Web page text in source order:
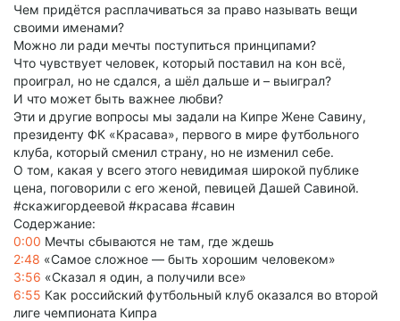
Чем придётся расплачиваться за право называть вещи
своими именами?
Можно ли ради мечты поступиться принципами?
Что чувствует человек, который поставил на кон всё,
проиграл, но не сдался, а шёл дальше и – выиграл?
И что может быть важнее любви?
Эти и другие вопросы мы задали на Кипре Жене Савину,
президенту ФК «Красава», первого в мире футбольного
клуба, который сменил страну, но не изменил себе.
О том, какая у всего этого невидимая широкой публике
цена, поговорили с его женой, певицей Дашей Савиной.
#скажигордеевой #красава #савин
Содержание:
0:00 Мечты сбываются не там, где ждешь
2:48 «Самое сложное — быть хорошим человеком»
3:56 «Сказал я один, а получили все»
6:55 Как российский футбольный клуб оказался во второй
лиге чемпионата Кипра